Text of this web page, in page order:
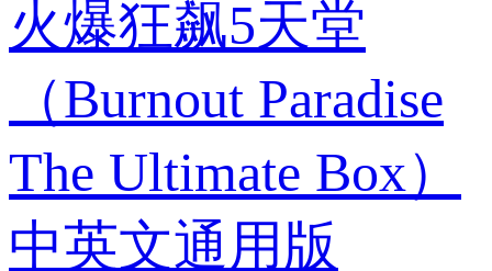
火爆狂飙5天堂
（Burnout Paradise
The Ultimate Box）
中英文通用版